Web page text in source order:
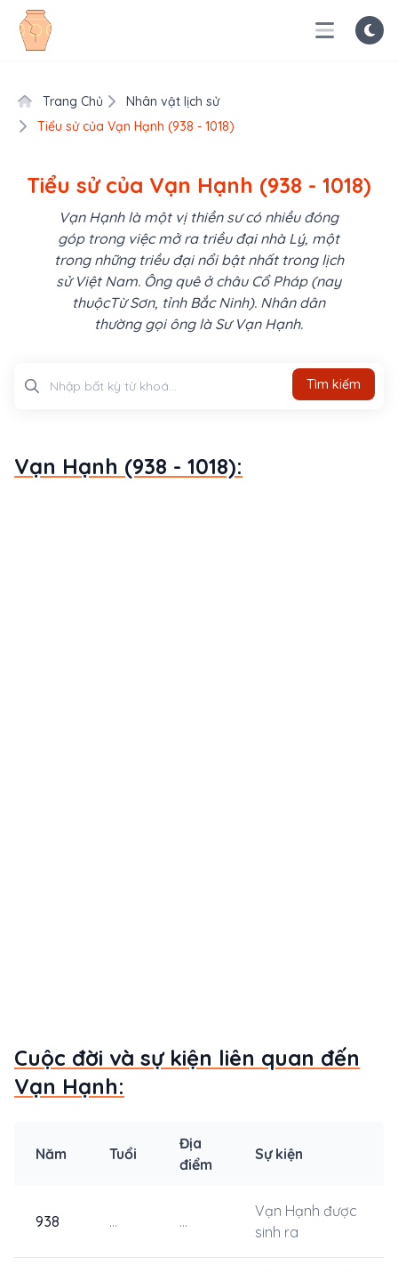
Trang Chủ
Nhân vật lịch sử
Tiểu sử của Vạn Hạnh (938 - 1018)
Tiểu sử của Vạn Hạnh (938 - 1018)
Vạn Hạnh là một vị thiền sư có nhiều đóng
góp trong việc mở ra triều đại nhà Lý, một
trong những triều đại nổi bật nhất trong lịch
sử Việt Nam. Ông quê ở châu Cổ Pháp (nay
thuộcTừ Sơn, tỉnh Bắc Ninh). Nhân dân
thường gọi ông là Sư Vạn Hạnh.
Tìm kiếm
Vạn Hạnh (938 - 1018):
Cuộc đời và sự kiện liên quan đến
Vạn Hạnh:
Năm Tuổi
Địa
điểm
Sự kiện
938 ... ...
Vạn Hạnh được
sinh ra